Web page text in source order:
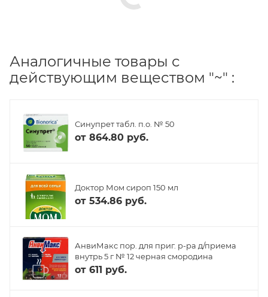
Аналогичные товары с
действующим веществом "~" :
Синупрет табл. п.о. № 50
от 864.80 руб.
Доктор Мом сироп 150 мл
от 534.86 руб.
АнвиМакс пор. для приг. р-ра д/приема
внутрь 5 г № 12 черная смородина
от 611 руб.